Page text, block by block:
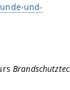
und-